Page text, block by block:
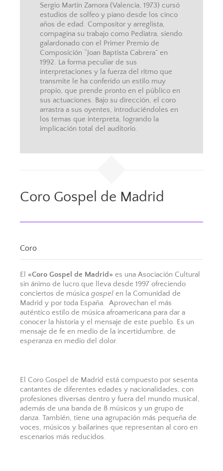
Sergio Martín Zamora (Valencia, 1973) cursó
estudios de solfeo y piano desde los cinco
años de edad. Compositor y arreglista,
compagina su trabajo como Pediatra, siendo
galardonado con el Primer Premio de
Composición “Joan Baptista Cabrera” en
1992. La forma peculiar de sus
interpretaciones y la fuerza del ritmo que
transmite le ha conferido un estilo muy
propio, que prende pronto en el público en
sus actuaciones. Bajo su dirección, el coro
arrastra a sus oyentes, introduciéndoles en
los temas que interpreta, logrando la
implicación total del auditorio.
Coro Gospel de Madrid
Coro
El «Coro Gospel de Madrid» es una Asociación Cultural
sin ánimo de lucro que lleva desde 1997 ofreciendo
conciertos de música gospel en la Comunidad de
Madrid y por toda España. Aprovechan el más
auténtico estilo de música afroamericana para dar a
conocer la historia y el mensaje de este pueblo. Es un
mensaje de fe en medio de la incertidumbre, de
esperanza en medio del dolor.
El Coro Gospel de Madrid está compuesto por sesenta
cantantes de diferentes edades y nacionalidades, con
profesiones diversas dentro y fuera del mundo musical,
además de una banda de 8 músicos y un grupo de
danza. También, tiene una agrupación más pequeña de
voces, músicos y bailarines que representan al coro en
escenarios más reducidos.